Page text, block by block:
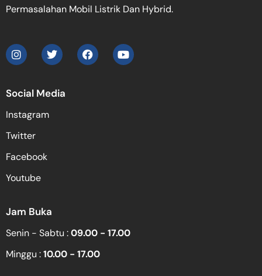
Permasalahan Mobil Listrik Dan Hybrid.
Social Media
Instagram
Twitter
Facebook
Youtube
Jam Buka
Senin - Sabtu :09.00 - 17.00
Minggu :10.00 - 17.00